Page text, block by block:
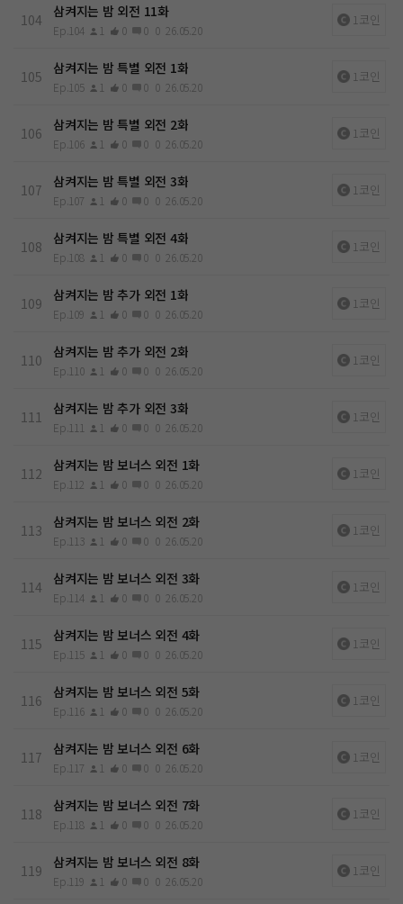
104 삼켜지는 밤 외전 11화
Ep.104 1 0 0 0 26.05.20
1코인
105 삼켜지는 밤 특별 외전 1화
Ep.105 1 0 0 0 26.05.20
1코인
106 삼켜지는 밤 특별 외전 2화
Ep.106 1 0 0 0 26.05.20
1코인
107 삼켜지는 밤 특별 외전 3화
Ep.107 1 0 0 0 26.05.20
1코인
108 삼켜지는 밤 특별 외전 4화
Ep.108 1 0 0 0 26.05.20
1코인
109 삼켜지는 밤 추가 외전 1화
Ep.109 1 0 0 0 26.05.20
1코인
110 삼켜지는 밤 추가 외전 2화
Ep.110 1 0 0 0 26.05.20
1코인
111 삼켜지는 밤 추가 외전 3화
Ep.111 1 0 0 0 26.05.20
1코인
112 삼켜지는 밤 보너스 외전 1화
Ep.112 1 0 0 0 26.05.20
1코인
113 삼켜지는 밤 보너스 외전 2화
Ep.113 1 0 0 0 26.05.20
1코인
114 삼켜지는 밤 보너스 외전 3화
Ep.114 1 0 0 0 26.05.20
1코인
115 삼켜지는 밤 보너스 외전 4화
Ep.115 1 0 0 0 26.05.20
1코인
116 삼켜지는 밤 보너스 외전 5화
Ep.116 1 0 0 0 26.05.20
1코인
117 삼켜지는 밤 보너스 외전 6화
Ep.117 1 0 0 0 26.05.20
1코인
118 삼켜지는 밤 보너스 외전 7화
Ep.118 1 0 0 0 26.05.20
1코인
119 삼켜지는 밤 보너스 외전 8화
Ep.119 1 0 0 0 26.05.20
1코인